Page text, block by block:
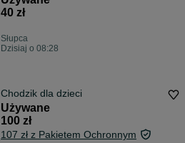
40 zł
Słupca
Dzisiaj o 08:28
Chodzik dla dzieci
Używane
100 zł
107 zł z Pakietem Ochronnym